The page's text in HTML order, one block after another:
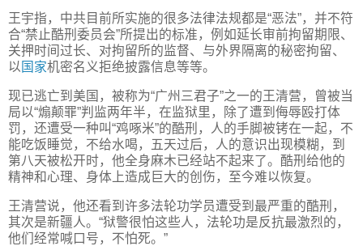
王宇指，中共目前所实施的很多法律法规都是“恶法”，并不符
合“禁止酷刑委员会”所提出的标准，例如延长审前拘留期限、
关押时间过长、对拘留所的监督、与外界隔离的秘密拘留、
以 国家机密名义拒绝披露信息等等。
现已逃亡到美国，被称为“广州三君子”之一的王清营，曾被当
局以“煽颠罪”判监两年半，在监狱里，除了遭到侮辱殴打体
罚，还遭受一种叫“鸡啄米”的酷刑，人的手脚被铐在一起，不
能吃饭睡觉，不给水喝，五天过后，人的意识出现模糊，到
第八天被松开时，他全身麻木已经站不起来了。酷刑给他的
精神和心理、身体上造成巨大的创伤，至今难以恢复。
王清营说，他还看到许多法轮功学员遭受到最严重的酷刑，
其次是新疆人。“狱警很怕这些人，法轮功是反抗最激烈的，
他们经常喊口号，不怕死。”